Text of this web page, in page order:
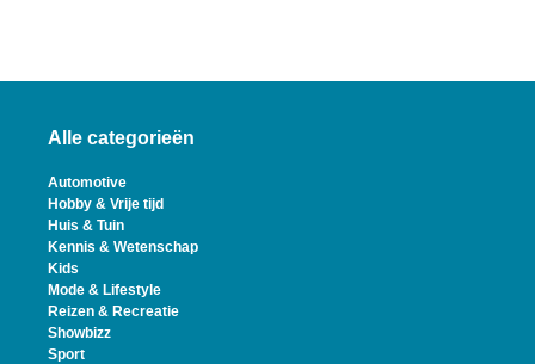
Alle categorieën
Automotive
Hobby & Vrije tijd
Huis & Tuin
Kennis & Wetenschap
Kids
Mode & Lifestyle
Reizen & Recreatie
Showbizz
Sport